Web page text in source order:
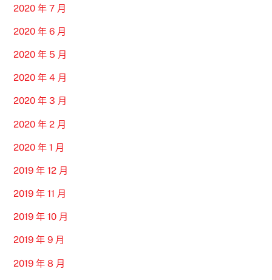
2020 年 7 月
2020 年 6 月
2020 年 5 月
2020 年 4 月
2020 年 3 月
2020 年 2 月
2020 年 1 月
2019 年 12 月
2019 年 11 月
2019 年 10 月
2019 年 9 月
2019 年 8 月